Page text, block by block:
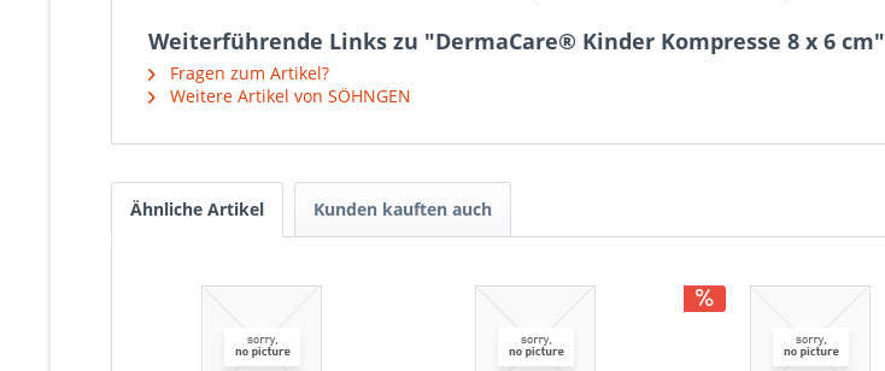
Weiterführende Links zu "DermaCare® Kinder Kompresse 8 x 6 cm"
Fragen zum Artikel?
Weitere Artikel von SÖHNGEN
Ähnliche Artikel Kunden kauften auch